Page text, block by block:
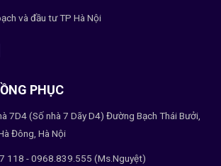
và đầu tư TP Hà Nội
PHỤC
7D4 (Số nhà 7 Dãy D4) Đường Bạch Thái Bưởi,
Đông, Hà Nội
118 - 0968.839.555 (Ms.Nguyệt)